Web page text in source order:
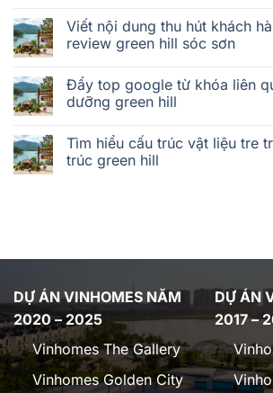
Viết nội dung thu hút khách
review green hill sóc sơn
Đẩy top google từ khóa liên
dưỡng green hill
Tìm hiểu cấu trúc vật liệu tre
trúc green hill
DỰ ÁN VINHOMES NĂM
2020 – 2025
Vinhomes The Gallery
Vinhomes Golden City
DỰ ÁN
2017 –